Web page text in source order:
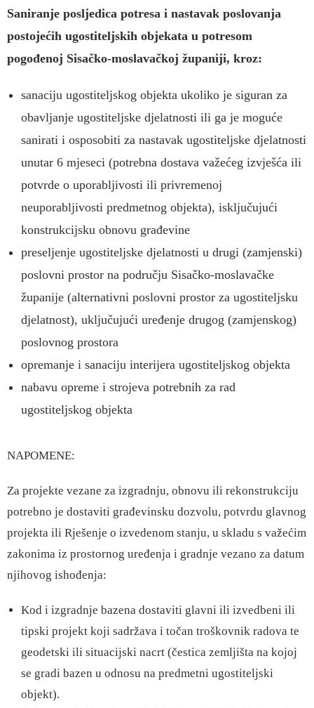
Saniranje posljedica potresa i nastavak poslovanja
postojećih ugostiteljskih objekata u potresom
pogođenoj Sisačko-moslavačkoj županiji, kroz:
sanaciju ugostiteljskog objekta ukoliko je siguran za
obavljanje ugostiteljske djelatnosti ili ga je moguće
sanirati i osposobiti za nastavak ugostiteljske djelatnosti
unutar 6 mjeseci (potrebna dostava važećeg izvješća ili
potvrde o uporabljivosti ili privremenoj
neuporabljivosti predmetnog objekta), isključujući
konstrukcijsku obnovu građevine
preseljenje ugostiteljske djelatnosti u drugi (zamjenski)
poslovni prostor na području Sisačko-moslavačke
županije (alternativni poslovni prostor za ugostiteljsku
djelatnost), uključujući uređenje drugog (zamjenskog)
poslovnog prostora
opremanje i sanaciju interijera ugostiteljskog objekta
nabavu opreme i strojeva potrebnih za rad
ugostiteljskog objekta
NAPOMENE:
Za projekte vezane za izgradnju, obnovu ili rekonstrukciju
potrebno je dostaviti građevinsku dozvolu, potvrdu glavnog
projekta ili Rješenje o izvedenom stanju, u skladu s važećim
zakonima iz prostornog uređenja i gradnje vezano za datum
njihovog ishođenja:
Kod i izgradnje bazena dostaviti glavni ili izvedbeni ili
tipski projekt koji sadržava i točan troškovnik radova te
geodetski ili situacijski nacrt (čestica zemljišta na kojoj
se gradi bazen u odnosu na predmetni ugostiteljski
objekt).